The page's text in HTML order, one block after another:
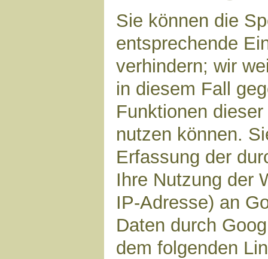
Sie können die
entsprechende
verhindern; wir
in diesem Fall
Funktionen
nutzen können.
Erfassung der
Ihre Nutzung der
IP-Adresse) an
Daten durch
dem folgenden